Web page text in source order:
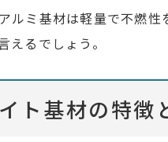
ルミ基材は軽量で不燃
えるでしょう。
ト基材の特徴